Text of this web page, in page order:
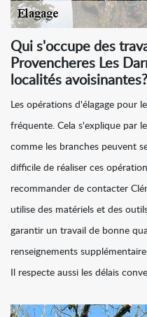
Qui s'occupe des
Provencheres Les
localités avoisinantes?
Les opérations d'élagage pour
fréquente. Cela s'explique par
comme les branches peuvent
difficile de réaliser ces
recommander de contacter
utilise des matériels et des
garantir un travail de bonne
renseignements
Il respecte aussi les délais